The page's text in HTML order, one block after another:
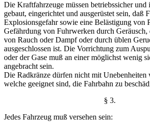
Die Kraftfahrzeuge müssen betriebssicher und
gebaut, eingerichtet und ausgerüstet sein, daß
Explosionsgefahr sowie eine Belästigung von
Gefährdung von Fuhrwerken durch Geräusch,
von Rauch oder Dampf oder durch üblen
ausgeschlossen ist. Die Vorrichtung zum
oder der Gase muß an einer möglichst wenig
angebracht sein.
Die Radkränze dürfen nicht mit Unebenheiten
welche geeignet sind, die Fahrbahn zu
§ 3.
Jedes Fahrzeug muß versehen sein: